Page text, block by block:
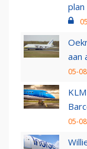
plan
aan
05-
05-